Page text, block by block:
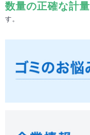
数量の正確な計量
す。